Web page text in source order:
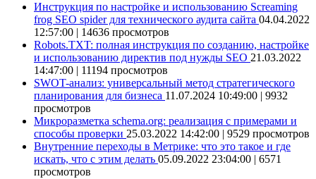
Инструкция по настройке и использованию Screaming
frog SEO spider для технического аудита сайта 04.04.2022
12:57:00 | 14636 просмотров
Robots.TXT: полная инструкция по созданию, настройке
и использованию директив под нужды SEO 21.03.2022
14:47:00 | 11194 просмотров
SWOT-анализ: универсальный метод стратегического
планирования для бизнеса 11.07.2024 10:49:00 | 9932
просмотров
Микроразметка schema.org: реализация с примерами и
способы проверки 25.03.2022 14:42:00 | 9529 просмотров
Внутренние переходы в Метрике: что это такое и где
искать, что с этим делать 05.09.2022 23:04:00 | 6571
просмотров